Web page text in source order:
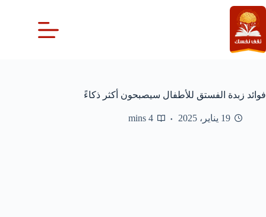
التجاوز
إلى
المحتوى
فوائد زبدة الفستق للأطفال سيصبحون أكثر ذكاءً
19 يناير، 2025 4 mins